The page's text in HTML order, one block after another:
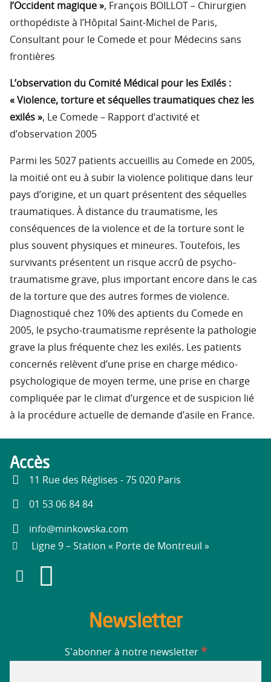
l’Occident magique », François BOILLOT – Chirurgien
orthopédiste à l’Hôpital Saint-Michel de Paris,
Consultant pour le Comede et pour Médecins sans
frontières
L’observation du Comité Médical pour les Exilés :
« Violence, torture et séquelles traumatiques chez les
exilés », Le Comede – Rapport d’activité et
d’observation 2005
Parmi les 5027 patients accueillis au Comede en 2005,
la moitié ont eu à subir la violence politique dans leur
pays d’origine, et un quart présentent des séquelles
traumatiques. À distance du traumatisme, les
conséquences de la violence et de la torture sont le
plus souvent physiques et mineures. Toutefois, les
survivants présentent un risque accrû de psycho-
traumatisme grave, plus important encore dans le cas
de la torture que des autres formes de violence.
Diagnostiqué chez 10% des aptients du Comede en
2005, le psycho-traumatisme représente la pathologie
grave la plus fréquente chez les exilés. Les patients
concernés relèvent d’une prise en charge médico-
psychologique de moyen terme, une prise en charge
compliquée par le climat d’urgence et de suspicion lié
à la procédure actuelle de demande d’asile en France.
Accès
11 Rue des Réglises - 75 020 Paris
01 53 06 84 84
info@minkowska.com
Ligne 9 – Station « Porte de Montreuil »
Newsletter
S'abonner à notre newsletter *